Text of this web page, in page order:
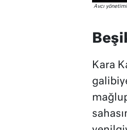
Avcı
Kara